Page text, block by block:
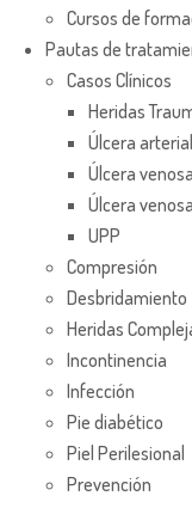
Cursos de
Pautas de
Casos Clínicos
Heridas
Úlcera arterial
Úlcera venosa
Úlcera venosa
UPP
Compresión
Desbridamiento
Heridas
Incontinencia
Infección
Pie diabético
Piel Perilesional
Prevención